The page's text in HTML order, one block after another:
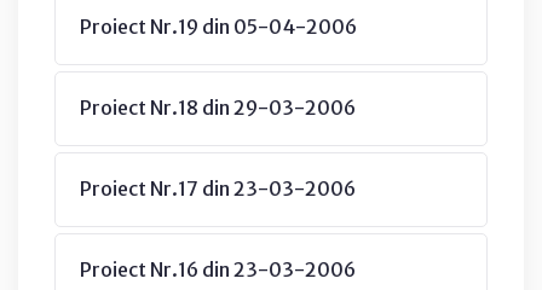
Proiect Nr.19 din 05-04-2006
Proiect Nr.18 din 29-03-2006
Proiect Nr.17 din 23-03-2006
Proiect Nr.16 din 23-03-2006